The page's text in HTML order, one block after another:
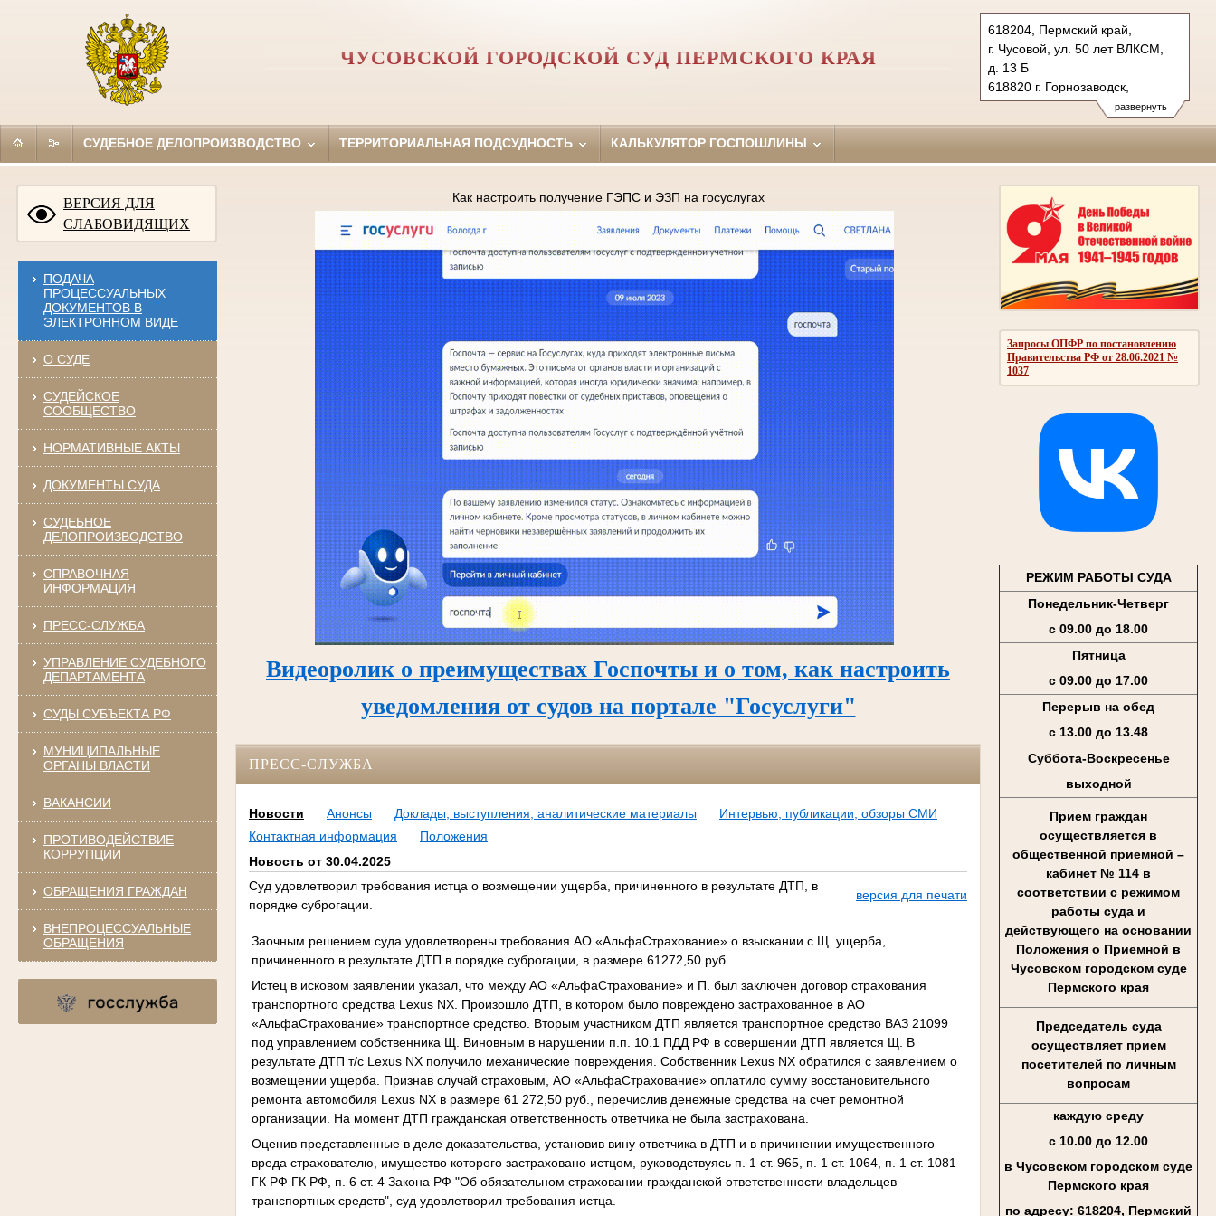
развернуть
618204, Пермский край,
г. Чусовой, ул. 50 лет ВЛКСМ,
д. 13 Б
618820 г. Горнозаводск,
ул. Мира, д. 8
Тел.: (34256) 4-83-86 (гр.), 4-83-
(34269) 4-23-02
gornozavodsky.perm@sudrf.ru
ЧУСОВСКОЙ ГОРОДСКОЙ СУД ПЕРМСКОГО КРАЯ
СУДЕБНОЕ ДЕЛОПРОИЗВОДСТВО ТЕРРИТОРИАЛЬНАЯ ПОДСУДНОСТЬ КАЛЬКУЛЯТОР ГОСПОШЛИНЫ
ВЕРСИЯ ДЛЯ
СЛАБОВИДЯЩИХ
ПОДАЧА
ПРОЦЕССУАЛЬНЫХ
ДОКУМЕНТОВ В
ЭЛЕКТРОННОМ ВИДЕ
О СУДЕ
СУДЕЙСКОЕ
СООБЩЕСТВО
НОРМАТИВНЫЕ АКТЫ
ДОКУМЕНТЫ СУДА
СУДЕБНОЕ
ДЕЛОПРОИЗВОДСТВО
СПРАВОЧНАЯ
ИНФОРМАЦИЯ
ПРЕСС-СЛУЖБА
УПРАВЛЕНИЕ СУДЕБНОГО
ДЕПАРТАМЕНТА
СУДЫ СУБЪЕКТА РФ
МУНИЦИПАЛЬНЫЕ
ОРГАНЫ ВЛАСТИ
ВАКАНСИИ
ПРОТИВОДЕЙСТВИЕ
КОРРУПЦИИ
ОБРАЩЕНИЯ ГРАЖДАН
ВНЕПРОЦЕССУАЛЬНЫЕ
ОБРАЩЕНИЯ
Запросы ОПФР по постановлению
Правительства РФ от 28.06.2021 №
1037
РЕЖИМ РАБОТЫ СУДА
Понедельник-Четверг
с 09.00 до 18.00
Пятница
с 09.00 до 17.00
Перерыв на обед
с 13.00 до 13.48
Суббота-Воскресенье
выходной
Прием граждан
осуществляется в
общественной приемной –
кабинет № 114 в
соответствии с режимом
работы суда и
действующего на основании
Положения о Приемной в
Чусовском городском суде
Пермского края
Председатель суда
осуществляет прием
посетителей по личным
вопросам
каждую среду
с 10.00 до 12.00
в Чусовском городском суде
Пермского края
по адресу: 618204, Пермский
Как настроить получение ГЭПС и ЭЗП на госуслугах
Видеоролик о преимуществах Госпочты и о том, как настроить
уведомления от судов на портале "Госуслуги"
ПРЕСС-СЛУЖБА
Новости Анонсы Доклады, выступления, аналитические материалы
Интервью, публикации, обзоры СМИ
Контактная информация
Положения
Новость от 30.04.2025
Суд удовлетворил требования истца о возмещении ущерба, причиненного в результате ДТП, в
порядке суброгации.
версия для печати
Заочным решением суда удовлетворены требования АО «АльфаСтрахование» о взыскании с Щ. ущерба,
причиненного в результате ДТП в порядке суброгации, в размере 61272,50 руб.
Истец в исковом заявлении указал, что между АО «АльфаСтрахование» и П. был заключен договор страхования
транспортного средства Lexus NX. Произошло ДТП, в котором было повреждено застрахованное в АО
«АльфаСтрахование» транспортное средство. Вторым участником ДТП является транспортное средство ВАЗ 21099
под управлением собственника Щ. Виновным в нарушении п.п. 10.1 ПДД РФ в совершении ДТП является Щ. В
результате ДТП т/с Lexus NX получило механические повреждения. Собственник Lexus NX обратился с заявлением о
возмещении ущерба. Признав случай страховым, АО «АльфаСтрахование» оплатило сумму восстановительного
ремонта автомобиля Lexus NX в размере 61 272,50 руб., перечислив денежные средства на счет ремонтной
организации. На момент ДТП гражданская ответственность ответчика не была застрахована.
Оценив представленные в деле доказательства, установив вину ответчика в ДТП и в причинении имущественного
вреда страхователю, имущество которого застраховано истцом, руководствуясь п. 1 ст. 965, п. 1 ст. 1064, п. 1 ст. 1081
ГК РФ ГК РФ, п. 6 ст. 4 Закона РФ "Об обязательном страховании гражданской ответственности владельцев
транспортных средств", суд удовлетворил требования истца.